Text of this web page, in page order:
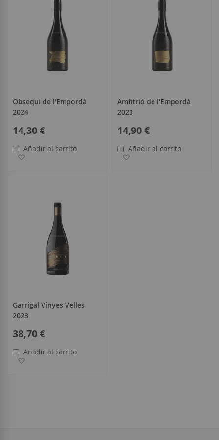
Obsequi de l'Empordà
2024
14,30 €
Añadir al carrito
Amfitrió de l'Empordà
2023
14,90 €
Añadir al carrito
Garrigal Vinyes Velles
2023
38,70 €
Añadir al carrito